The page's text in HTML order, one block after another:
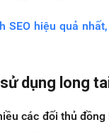
SEO hiệu quả
dụng long
các đối thủ